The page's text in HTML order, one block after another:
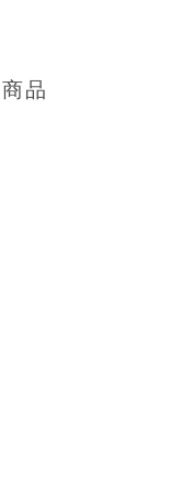
品